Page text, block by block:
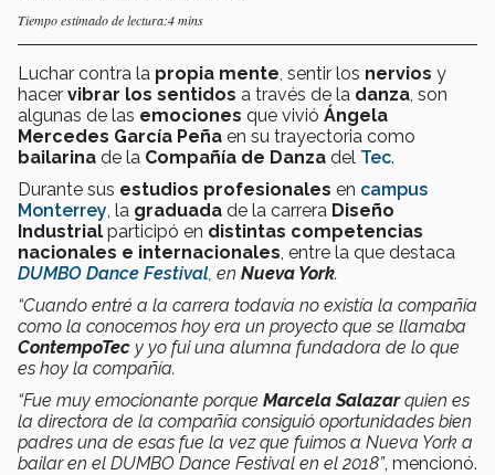
Tiempo estimado de lectura:4 mins
Luchar contra la propia mente , sentir los nervios y
hacer vibrar los sentidos a través de la danza , son
algunas de las emociones que vivió Ángela
Mercedes García Peña en su trayectoria como
bailarina de la Compañía de Danza del Tec.
Durante sus estudios profesionales en campus
Monterrey , la graduada de la carrera Diseño
Industrial participó en distintas competencias
nacionales e internacionales , entre la que destaca
DUMBO Dance Festival , en Nueva York.
“Cuando entré a la carrera todavía no existía la compañía
como la conocemos hoy era un proyecto que se llamaba
ContempoTec y yo fui una alumna fundadora de lo que
es hoy la compañía.
“Fue muy emocionante porque Marcela Salazarquien es
la directora de la compañía consiguió oportunidades bien
padres una de esas fue la vez que fuimos a Nueva York a
bailar en el DUMBO Dance Festival en el 2018”, mencionó.